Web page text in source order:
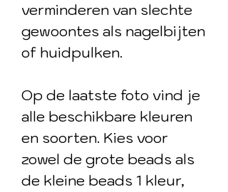
verminderen van slechte
gewoontes als nagelbijten
of huidpulken.
Op de laatste foto vind je
alle beschikbare kleuren
en soorten. Kies voor
zowel de grote beads als
de kleine beads 1 kleur,